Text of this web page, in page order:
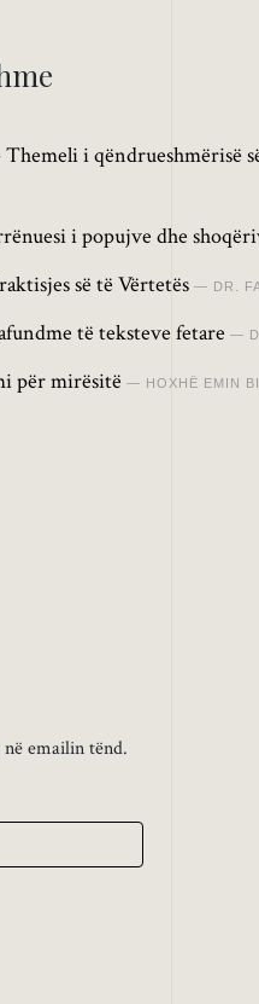
i qëndrueshmërisë
i popujve dhe
së të Vërtetës DR.
të teksteve fetare
për mirësitë HOXHË EMIN
emailin tënd.